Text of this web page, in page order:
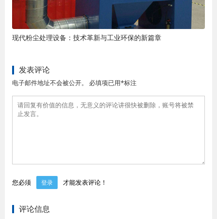
现代粉尘处理设备：技术革新与工业环保的新篇章
发表评论
电子邮件地址不会被公开。 必填项已用*标注
您必须 登录 才能发表评论！
评论信息